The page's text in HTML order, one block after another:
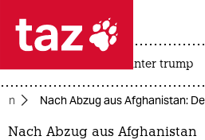
 taz zahl ich
taz zahl ich
usa unter trump
Nach Abzug aus Afghanistan:
Nach Abzug aus Afghanistan